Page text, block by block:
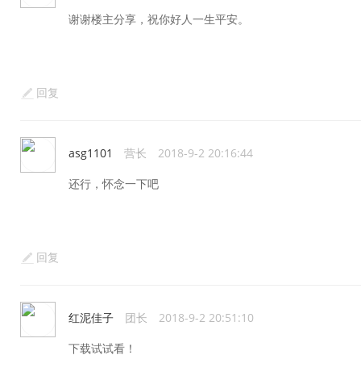
谢谢楼主分享，祝你好人一生平安。
回复
asg1101 营长 2018-9-2 20:16:44
还行，怀念一下吧
回复
红泥佳子 团长 2018-9-2 20:51:10
下载试试看！